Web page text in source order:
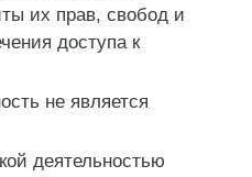
их прав, свобод и
доступа к
не является
деятельностью